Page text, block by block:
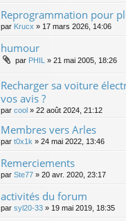
Reprogrammation pour
par Krucx » 17 mars 2026, 14:06
humour
par PHIL » 21 mai 2005, 18:26
Recharger sa voiture
vos avis ?
par cool » 22 août 2024, 21:12
Membres vers Arles
par t0x1k » 24 mai 2022, 13:46
Remerciements
par Ste77 » 20 avr. 2020, 23:17
activités du forum
par syl20-33 » 19 mai 2019, 18:35